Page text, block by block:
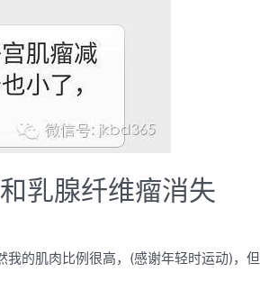
乳腺纤维瘤消失
的肌肉比例很高，(感谢年轻时运动)，但